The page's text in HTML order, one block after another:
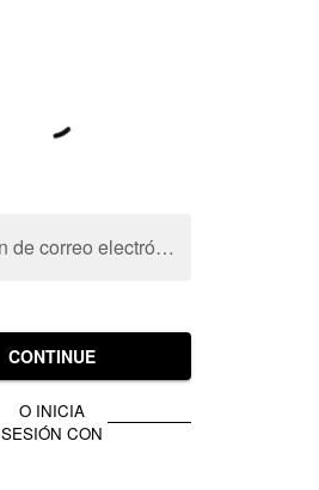
Dirección de correo electrónico
CONTINUE
O INICIA
SESIÓN CON